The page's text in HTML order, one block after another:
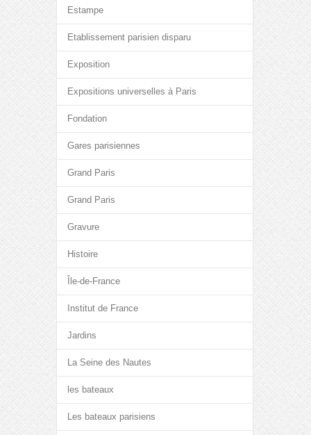
Estampe
Etablissement parisien disparu
Exposition
Expositions universelles à Paris
Fondation
Gares parisiennes
Grand Paris
Grand Paris
Gravure
Histoire
Île-de-France
Institut de France
Jardins
La Seine des Nautes
les bateaux
Les bateaux parisiens